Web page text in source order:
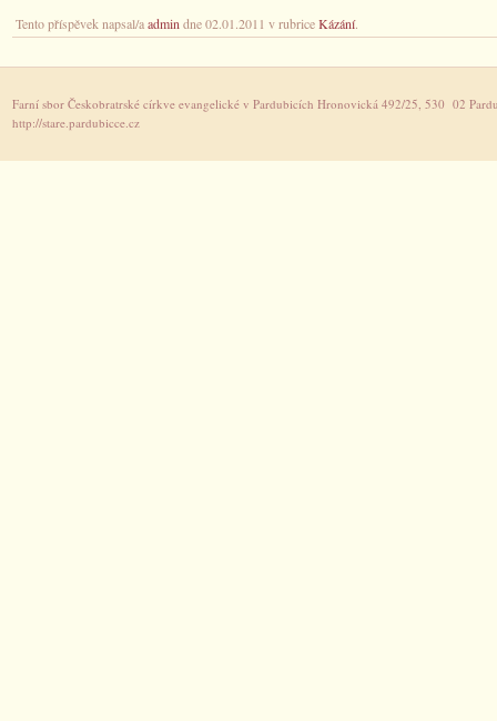
Tento příspěvek napsal/aadmin dne 02.01.2011 v rubriceKázání.
Farní sbor Českobratrské církve evangelické v Pardubicích Hronovická 492/25, 530 02
http://stare.pardubicce.cz